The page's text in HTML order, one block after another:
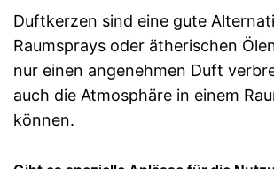
Duftkerzen sind eine gute
Raumsprays oder ätherischen
nur einen angenehmen Duft
auch die Atmosphäre in einem
können.